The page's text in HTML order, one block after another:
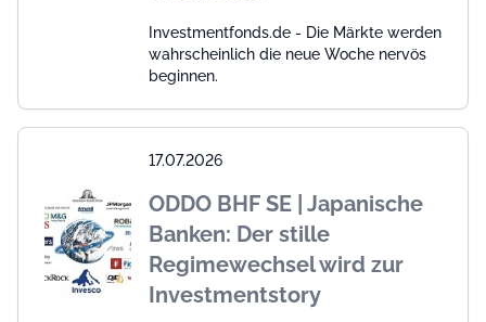
Investmentfonds.de - Die Märkte werden
wahrscheinlich die neue Woche nervös
beginnen.
17.07.2026
ODDO BHF SE | Japanische
Banken: Der stille
Regimewechsel wird zur
Investmentstory